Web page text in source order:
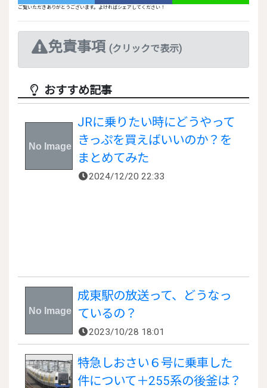
ご覧いただきありがとうございます。よければシェアしてください！
免責事項 (クリックで表示)
おすすめ記事
JRに乗りたい時にどうやって
きっぷを買えばいいのか？を
まとめてみた
2024/12/20 22:33
成東駅の放送って、どうなっ
ているの？
2023/10/28 18:01
特急しおさい６号に乗車した
件について＋255系の後釜は？